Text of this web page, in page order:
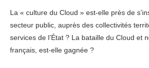
La « culture du Cloud » est-elle près de
secteur public, auprès des collectivités
services de l’État ? La bataille du Cloud et
français, est-elle gagnée ?